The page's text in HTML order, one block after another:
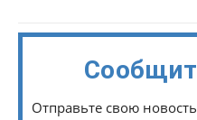
Отправьте свою